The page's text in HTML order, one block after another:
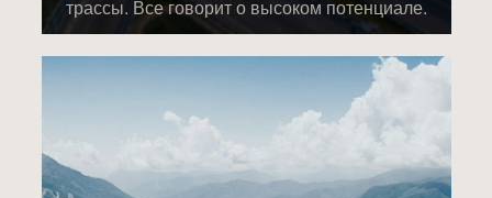
трассы. Все говорит о высоком потенциале.